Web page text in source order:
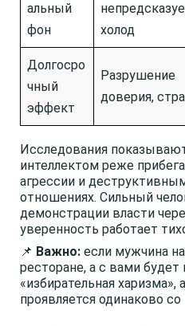
альный
фон
холод
Долгосро
чный
эффект
Разрушение
доверия,
Исследования
интеллектом реже
агрессии и
отношениях. Сильный
демонстрации власти
уверенность работает
📌 Важно: если мужчина
ресторане, а с вами
«избирательная харизма»,
проявляется одинаково